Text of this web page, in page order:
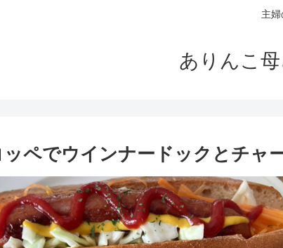
主
ありんこ
ペでウインナードックとチャ